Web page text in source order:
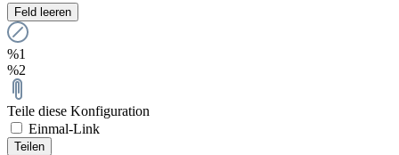
Feld leeren
%1
%2
Teile diese Konfiguration
Einmal-Link
Teilen